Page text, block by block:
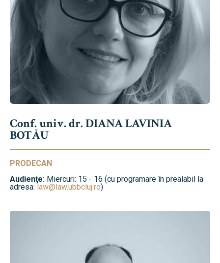
Conf. univ. dr. DIANA LAVINIA
BOTĂU
PRODECAN
Audienţe: Miercuri: 15 - 16 (cu programare în prealabil la
adresa: law@law.ubbcluj.ro)